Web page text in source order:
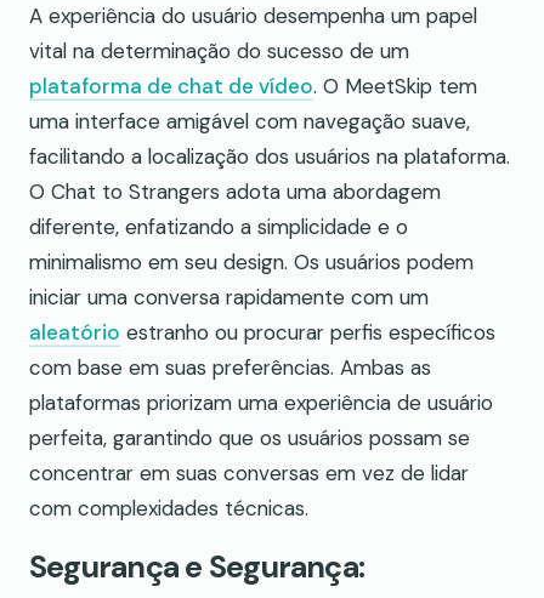
A experiência do usuário desempenha um papel
vital na determinação do sucesso de um
plataforma de chat de vídeo. O MeetSkip tem
uma interface amigável com navegação suave,
facilitando a localização dos usuários na plataforma.
O Chat to Strangers adota uma abordagem
diferente, enfatizando a simplicidade e o
minimalismo em seu design. Os usuários podem
iniciar uma conversa rapidamente com um
aleatório estranho ou procurar perfis específicos
com base em suas preferências. Ambas as
plataformas priorizam uma experiência de usuário
perfeita, garantindo que os usuários possam se
concentrar em suas conversas em vez de lidar
com complexidades técnicas.
Segurança e Segurança: